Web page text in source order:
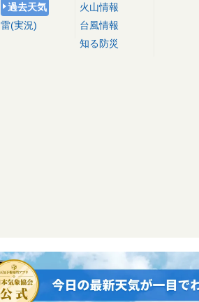
過去天気
雷(実況)
火山情報
台風情報
知る防災